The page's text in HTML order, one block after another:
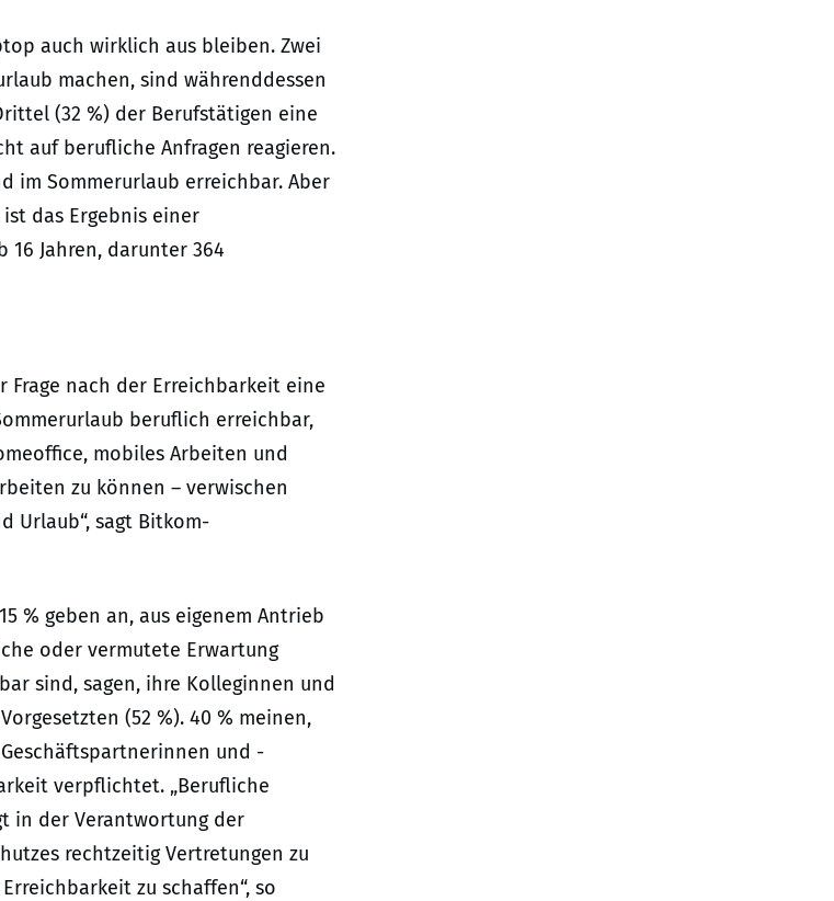
auch wirklich aus bleiben. Zwei
machen, sind währenddessen
(32 %) der Berufstätigen eine
auf berufliche Anfragen reagieren.
im Sommerurlaub erreichbar. Aber
das Ergebnis einer
16 Jahren, darunter 364
nach der Erreichbarkeit eine
beruflich erreichbar,
mobiles Arbeiten und
zu können – verwischen
Urlaub“, sagt Bitkom-
% geben an, aus eigenem Antrieb
oder vermutete Erwartung
sind, sagen, ihre Kolleginnen und
(52 %). 40 % meinen,
und -
verpflichtet. „Berufliche
in der Verantwortung der
rechtzeitig Vertretungen zu
zu schaffen“, so